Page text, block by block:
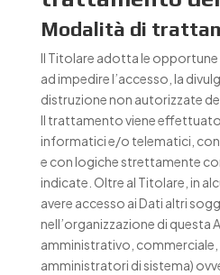
Modalità di
Il Titolare adotta le opportune
ad impedire l’accesso, la
distruzione non autorizzate
Il trattamento viene
informatici e/o telematici,
e con logiche strettamente
indicate. Oltre al Titolare, in
avere accesso ai Dati altri
nell’organizzazione di questa
amministrativo, commerciale,
amministratori di sistema)